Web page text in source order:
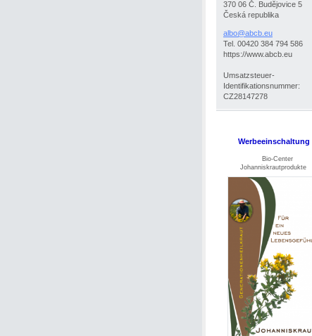
370 06 Č. Budějovice 5
Česká republika
albo@abcb.eu
Tel. 00420 384 794 586
https://www.abcb.eu
Umsatzsteuer-
Identifikationsnummer:
CZ28147278
Werbeeinschaltung
Bio-Center
Johanniskrautprodukte